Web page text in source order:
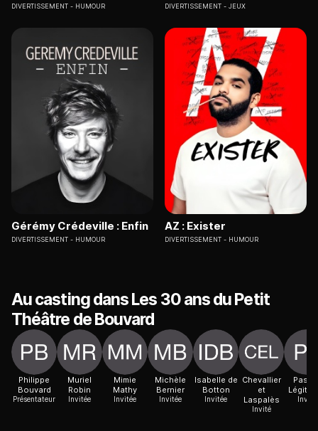
DIVERTISSEMENT HUMOUR DIVERTISSEMENT JEUX
Gérémy Crédeville : Enfin
DIVERTISSEMENT HUMOUR
AZ : Exister
DIVERTISSEMENT HUMOUR
Au casting dans Les 30 ans du Petit
Théâtre de Bouvard
Philippe
Bouvard
Présentateur
Muriel
Robin
Invitée
Mimie
Mathy
Invitée
Michèle
Bernier
Invitée
Isabelle de
Botton
Invitée
Chevallier
et
Laspalès
Invité
Invité